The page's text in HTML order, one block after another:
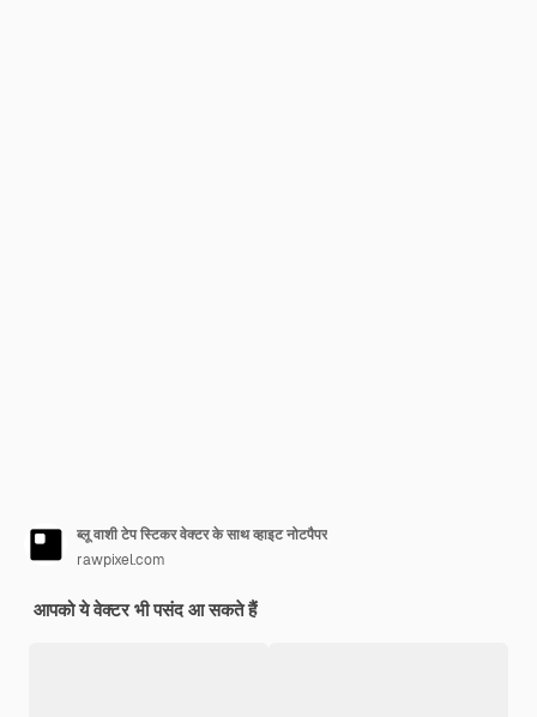
ब्लू वाशी टेप स्टिकर वेक्टर के साथ व्हाइट नोटपैपर
rawpixel.com
आपको ये वेक्टर भी पसंद आ सकते हैं